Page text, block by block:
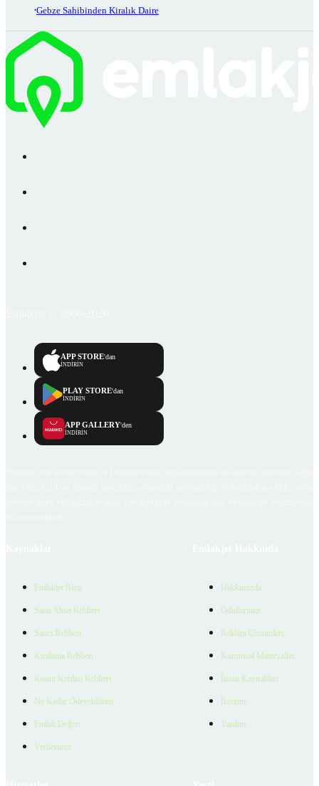
Gebze Sahibinden Kiralık Daire
APP STORE'dan
İNDİRİN
PLAY STORE'dan
İNDİRİN
APP GALLERY'den
İNDİRİN
Emlakjet Blog
Satın Alma Rehberi
Satıcı Rehberi
Kiralama Rehberi
Konut Kredisi Rehberi
Ne Kadar Ödeyebilirim
Emlak Değeri
Verilerimiz
Hakkımızda
Ödüllerimiz
Reklam Çözümleri
Kurumsal Materyaller
İnsan Kaynakları
İletişim
Yardım